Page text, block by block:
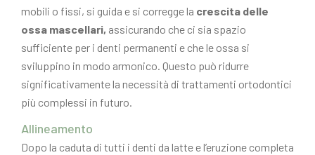
mobili o fissi, si guida e si corregge la crescita delle
ossa mascellari, assicurando che ci sia spazio
sufficiente per i denti permanenti e che le ossa si
sviluppino in modo armonico. Questo può ridurre
significativamente la necessità di trattamenti ortodontici
più complessi in futuro.
Allineamento
Dopo la caduta di tutti i denti da latte e l’eruzione completa